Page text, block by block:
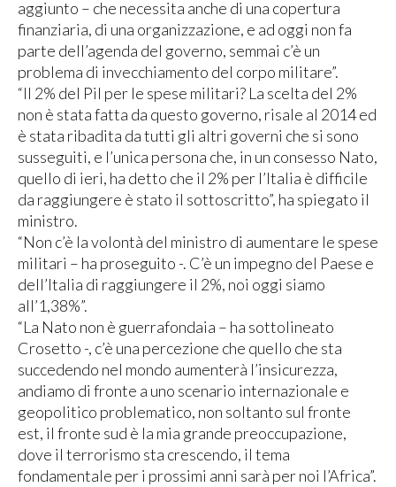
aggiunto – che necessita anche di una copertura
finanziaria, di una organizzazione, e ad oggi non fa
parte dell’agenda del governo, semmai c’è un
problema di invecchiamento del corpo militare”.
“Il 2% del Pil per le spese militari? La scelta del 2%
non è stata fatta da questo governo, risale al 2014 ed
è stata ribadita da tutti gli altri governi che si sono
susseguiti, e l’unica persona che, in un consesso Nato,
quello di ieri, ha detto che il 2% per l’Italia è difficile
da raggiungere è stato il sottoscritto”, ha spiegato il
ministro.
“Non c’è la volontà del ministro di aumentare le spese
militari – ha proseguito -. C’è un impegno del Paese e
dell’Italia di raggiungere il 2%, noi oggi siamo
all’1,38%”.
“La Nato non è guerrafondaia – ha sottolineato
Crosetto -, c’è una percezione che quello che sta
succedendo nel mondo aumenterà l’insicurezza,
andiamo di fronte a uno scenario internazionale e
geopolitico problematico, non soltanto sul fronte
est, il fronte sud è la mia grande preoccupazione,
dove il terrorismo sta crescendo, il tema
fondamentale per i prossimi anni sarà per noi l’Africa”.